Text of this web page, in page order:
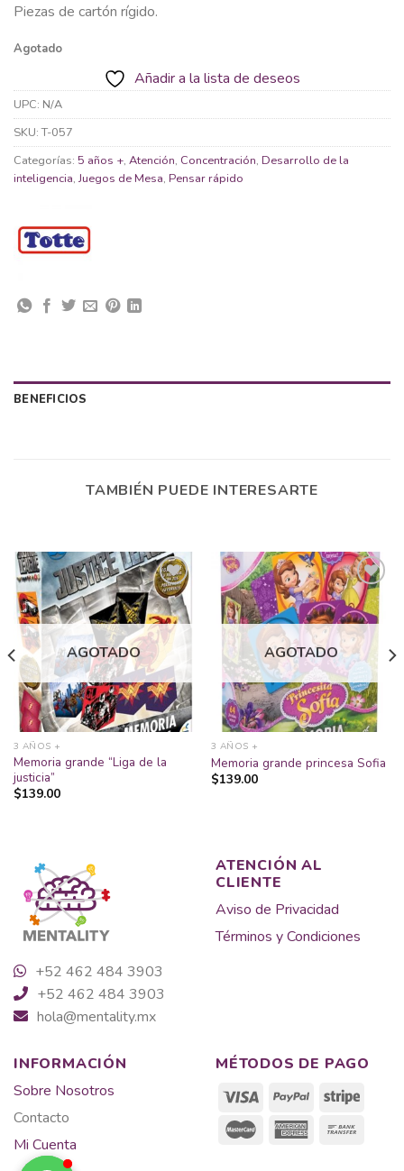
Piezas de cartón rígido.
Agotado
Añadir a la lista de deseos
UPC: N/A
SKU:T-057
Categorías: 5 años +, Atención, Concentración, Desarrollo de la
inteligencia,Juegos de Mesa, Pensar rápido
BENEFICIOS
TAMBIÉN PUEDE INTERESARTE
Añadir
a la
lista
de
deseos
AGOTADO
3 AÑOS +
Memoria grande “Liga de la
justicia”
$139.00
a la
lista
de
deseos
AGOTADO
3 AÑOS +
Memoria grande princesa Sofia
$139.00
+52 462 484 3903
+52 462 484 3903
hola@mentality.mx
ATENCIÓN AL
CLIENTE
Aviso de Privacidad
Términos y Condiciones
INFORMACIÓN
Sobre Nosotros
Contacto
Mi Cuenta
MÉTODOS DE PAGO